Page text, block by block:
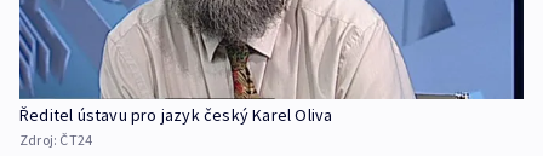
Ředitel ústavu pro jazyk český Karel Oliva
Zdroj: ČT24